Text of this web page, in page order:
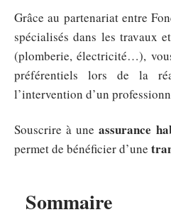
Sommaire
Grâce au partenariat entre
spécialisés dans les travaux
(plomberie, électricité…),
préférentiels lors de la
l’intervention d’un
Souscrire à uneassurance
permet de bénéficier d’une